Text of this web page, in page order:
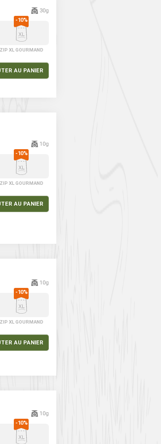
Mélange d’épices
30g
ZIP XL GOURMAND
AU PANIER
10g
ZIP XL GOURMAND
AU PANIER
10g
ZIP XL GOURMAND
AU PANIER
10g